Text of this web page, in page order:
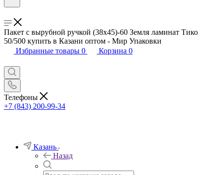
Пакет с вырубной ручкой (38х45)-60 Земля ламинат Тико
50/500 купить в Казани оптом - Мир Упаковки
Избранные товары 0 Корзина 0
Телефоны
+7 (843) 200-99-34
Казань
Назад